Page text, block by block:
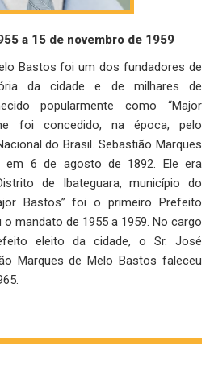
a 15 de novembro de 1959
Bastos foi um dos fundadores de
da cidade e de milhares de
popularmente como “Major
foi concedido, na época, pelo
do Brasil. Sebastião Marques
em 6 de agosto de 1892. Ele era
de Ibateguara, município do
Bastos” foi o primeiro Prefeito
mandato de 1955 a 1959. No cargo
eleito da cidade, o Sr. José
Marques de Melo Bastos faleceu